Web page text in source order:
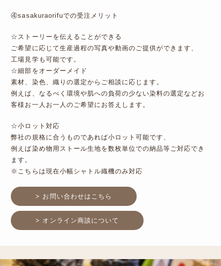
④sasakuraorifuでの受注メリット
☆ストーリーを伝えることができる
ご希望に応じて生産過程の写真や動画のご提供ができます、
工場見学も可能です。
☆細部をオーダーメイド
素材、染色、織りの選定からご相談に応じます。
例えば、なるべく環境や肌への負荷の少ない染料の選定などお
客様お一人お一人のご希望にお答えします。
☆小ロット対応
弊社の規格に合うものであれば小ロット可能です、
例えば染め物用ストール生地を数枚単位での納品等ご対応でき
ます。
※こちらは現在小幅シャトル織機のみ対応
> お問い合わせはこちら
> オンライン商談について